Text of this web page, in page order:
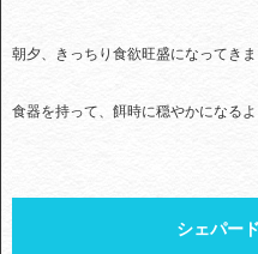
朝夕、きっちり食欲旺盛になってきま
食器を持って、餌時に穏やかになる
シェパー